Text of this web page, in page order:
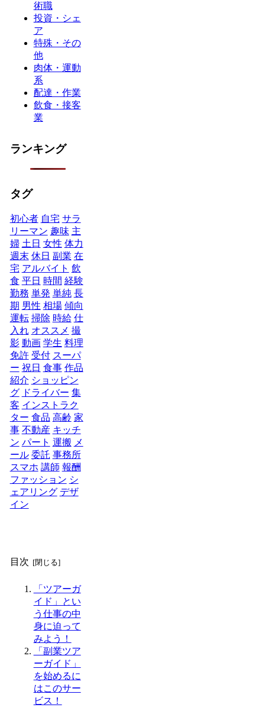
術職
投資・シェ
ア
特殊・その
他
肉体・運動
系
配達・作業
飲食・接客
業
ランキング
タグ
初心者 自宅 サラ
リーマン 趣味 主
婦 土日 女性 体力
週末 休日 副業 在
宅 アルバイト 飲
食 平日 時間 経験
勤務 単発 単純 長
期 男性 相場 傾向
運転 掃除 時給 仕
入れ オススメ 撮
影 動画 学生 料理
免許 受付 スーパ
ー 祝日 食事 作品
紹介 ショッピン
グ ドライバー 集
客 インストラク
ター 食品 高齢 家
事 不動産 キッチ
ン パート 運搬 メ
ール 委託 事務所
スマホ 講師 報酬
ファッション シ
ェアリング デザ
イン
目次
「ツアーガ
イド」とい
う仕事の中
身に迫って
みよう！
「副業ツア
ーガイド」
を始めるに
はこのサー
ビス！